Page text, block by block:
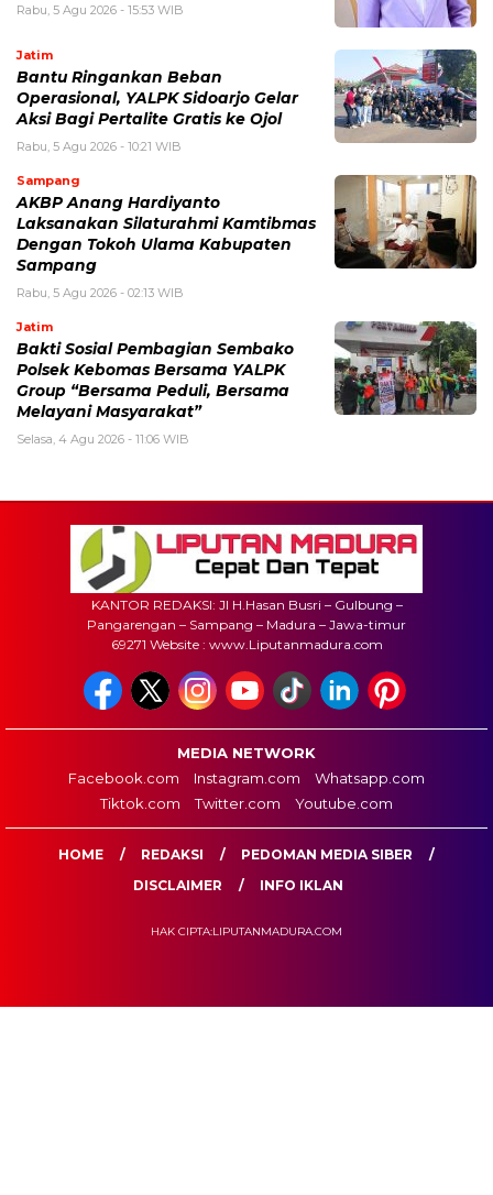
Rabu, 5 Agu 2026 - 15:53 WIB
Jatim
Bantu Ringankan Beban
Operasional, YALPK Sidoarjo Gelar
Aksi Bagi Pertalite Gratis ke Ojol
Rabu, 5 Agu 2026 - 10:21 WIB
Sampang
AKBP Anang Hardiyanto
Laksanakan Silaturahmi Kamtibmas
Dengan Tokoh Ulama Kabupaten
Sampang
Rabu, 5 Agu 2026 - 02:13 WIB
Jatim
Bakti Sosial Pembagian Sembako
Polsek Kebomas Bersama YALPK
Group “Bersama Peduli, Bersama
Melayani Masyarakat”
Selasa, 4 Agu 2026 - 11:06 WIB
KANTOR REDAKSI: Jl H.Hasan Busri – Gulbung –
Pangarengan – Sampang – Madura – Jawa-timur
69271 Website : www.Liputanmadura.com
MEDIA NETWORK
Facebook.com
Instagram.com
Whatsapp.com
Tiktok.com
Twitter.com Youtube.com
HOME REDAKSI
PEDOMAN MEDIA SIBER
DISCLAIMER
INFO IKLAN
HAK CIPTA:LIPUTANMADURA.COM